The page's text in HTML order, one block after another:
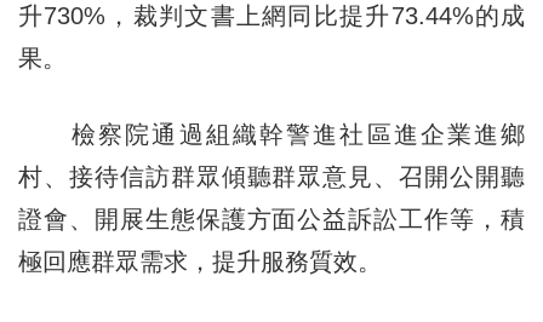
升730%，裁判文書上網同比提升73.44%的成
果。
檢察院通過組織幹警進社區進企業進鄉
村、接待信訪群眾傾聽群眾意見、召開公開聽
證會、開展生態保護方面公益訴訟工作等，積
極回應群眾需求，提升服務質效。